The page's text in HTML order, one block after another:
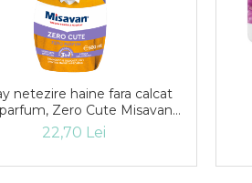
netezire haine fara calcat
Zero Cute Misavan,
500 ml
22,70 Lei